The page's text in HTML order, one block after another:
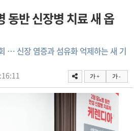
동반 신장병 치료 새 옵
… 신장 염증과 섬유화 억제하는 새 기
가 + 가 -